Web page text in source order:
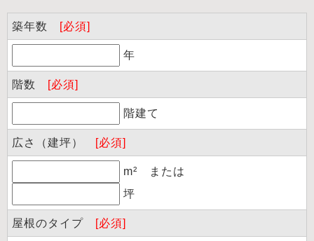
築年数 [必須]
年
階数 [必須]
階建て
広さ（建坪） [必須]
m² または
坪
屋根のタイプ [必須]